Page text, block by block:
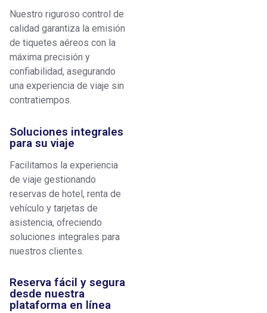
Nuestro riguroso control de
calidad garantiza la emisión
de tiquetes aéreos con la
máxima precisión y
confiabilidad, asegurando
una experiencia de viaje sin
contratiempos.
Soluciones integrales
para su viaje
Facilitamos la experiencia
de viaje gestionando
reservas de hotel, renta de
vehículo y tarjetas de
asistencia, ofreciendo
soluciones integrales para
nuestros clientes.
Reserva fácil y segura
desde nuestra
plataforma en línea